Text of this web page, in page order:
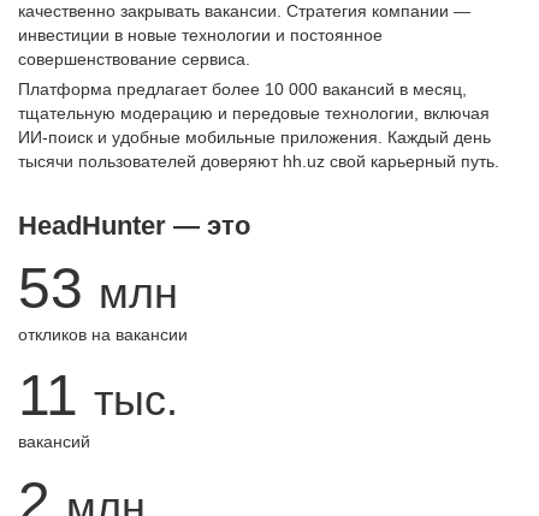
качественно закрывать вакансии. Стратегия компании —
инвестиции в новые технологии и постоянное
совершенствование сервиса.
Платформа предлагает более 10 000 вакансий в месяц,
тщательную модерацию и передовые технологии, включая
ИИ-поиск и удобные мобильные приложения. Каждый день
тысячи пользователей доверяют hh.uz свой карьерный путь.
HeadHunter — это
53 млн
откликов на вакансии
11 тыс.
вакансий
2